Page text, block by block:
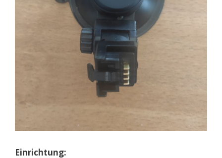
Einrichtung: